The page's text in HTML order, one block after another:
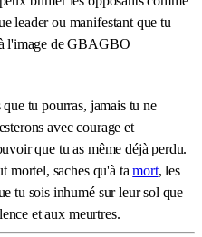
leader ou manifestant que tu
l'image de GBAGBO
tu pourras, jamais tu ne
avec courage et
que tu as même déjà perdu.
mortel, saches qu'à tamort, les
tu sois inhumé sur leur sol que
et aux meurtres.